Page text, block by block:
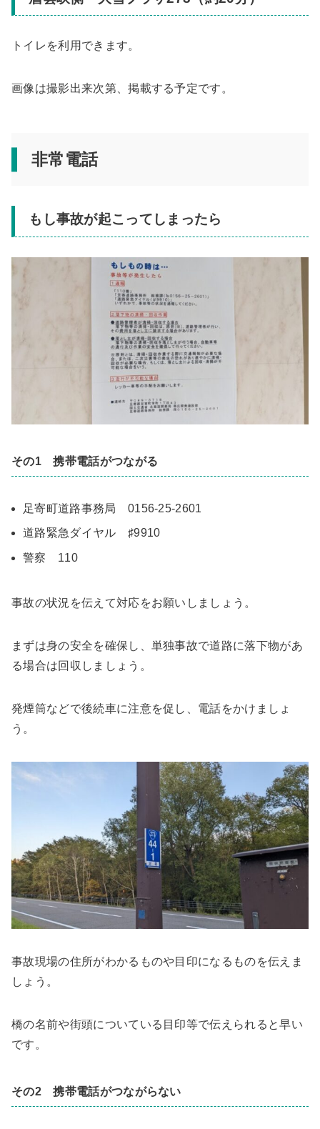
トイレを利用できます。
画像は撮影出来次第、掲載する予定です。
非常電話
もし事故が起こってしまったら
その1 携帯電話がつながる
足寄町道路事務局 0156-25-2601
道路緊急ダイヤル ♯9910
警察 110
事故の状況を伝えて対応をお願いしましょう。
まずは身の安全を確保し、単独事故で道路に落下物があ
る場合は回収しましょう。
発煙筒などで後続車に注意を促し、電話をかけましょ
う。
事故現場の住所がわかるものや目印になるものを伝えま
しょう。
橋の名前や街頭についている目印等で伝えられると早い
です。
その2 携帯電話がつながらない